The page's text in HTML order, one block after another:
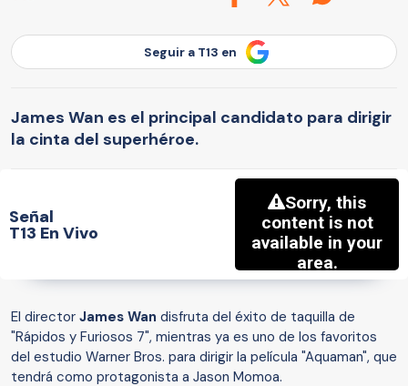
Seguir a T13 en
James Wan es el principal candidato para dirigir
la cinta del superhéroe.
Señal
T13 En Vivo
El director James Wan disfruta del éxito de taquilla de
"Rápidos y Furiosos 7", mientras ya es uno de los favoritos
del estudio Warner Bros. para dirigir la película "Aquaman", que
tendrá como protagonista a Jason Momoa.